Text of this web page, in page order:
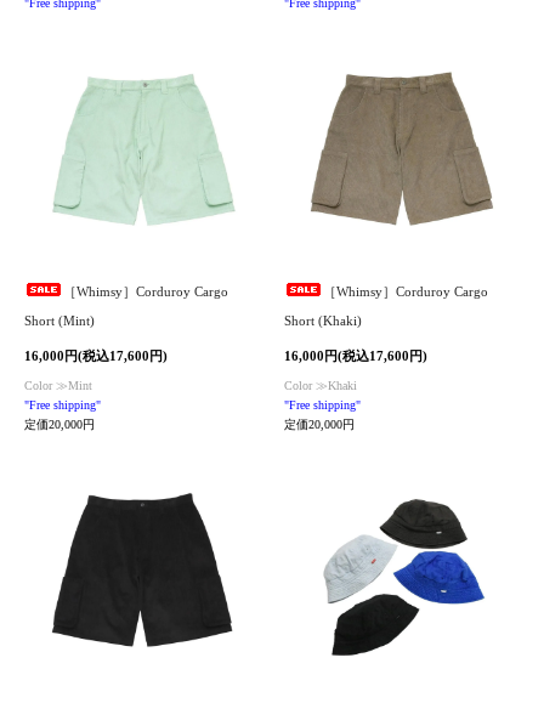
"Free shipping"
"Free shipping"
［Whimsy］Corduroy Cargo
Short (Mint)
16,000円(税込17,600円)
Color ≫Mint
"Free shipping"
定価20,000円
［Whimsy］Corduroy Cargo
Short (Khaki)
16,000円(税込17,600円)
Color ≫Khaki
"Free shipping"
定価20,000円